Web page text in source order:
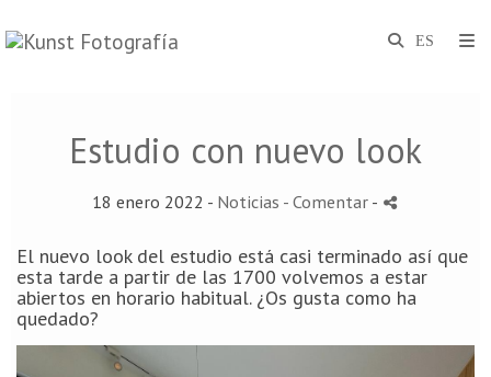
Estudio con nuevo look
18 enero 2022 - Noticias - Comentar -
El nuevo look del estudio está casi terminado así que
esta tarde a partir de las 1700 volvemos a estar
abiertos en horario habitual. ¿Os gusta como ha
quedado?